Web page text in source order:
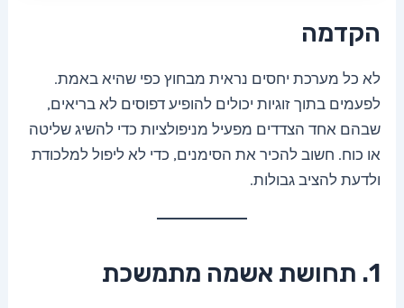
הקדמה
לא כל מערכת יחסים נראית מבחוץ כפי שהיא באמת.
לפעמים בתוך זוגיות יכולים להופיע דפוסים לא בריאים,
שבהם אחד הצדדים מפעיל מניפולציות כדי להשיג שליטה
או כוח. חשוב להכיר את הסימנים, כדי לא ליפול למלכודת
ולדעת להציב גבולות.
1. תחושת אשמה מתמשכת